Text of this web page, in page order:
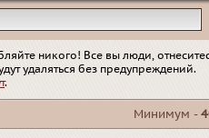
никого! Все вы люди,
удаляться без предупреждений.
.
Минимум -